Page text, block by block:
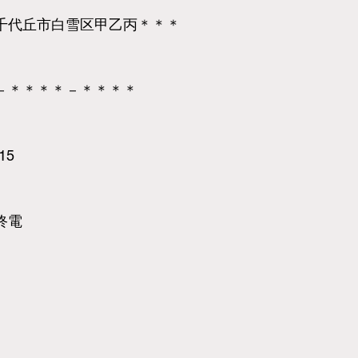
代丘市白雪区甲乙丙＊＊＊
＊＊＊＊－＊＊＊＊
電